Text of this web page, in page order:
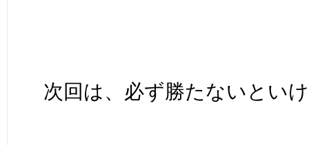
次回は、必ず勝たないとい